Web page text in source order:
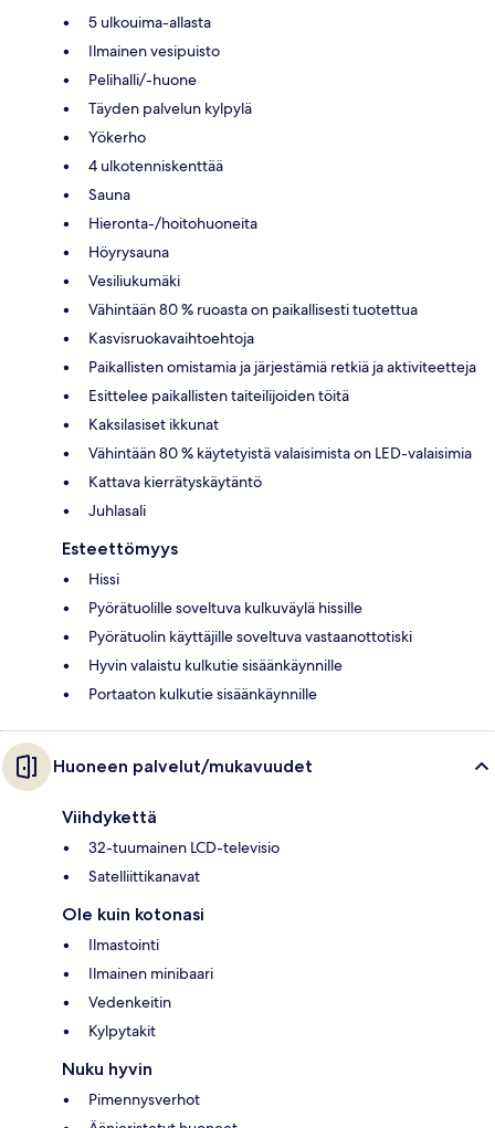
5 ulkouima-allasta
Ilmainen vesipuisto
Pelihalli/-huone
Täyden palvelun kylpylä
Yökerho
4 ulkotenniskenttää
Sauna
Hieronta-/hoitohuoneita
Höyrysauna
Vesiliukumäki
Vähintään 80 % ruoasta on paikallisesti tuotettua
Kasvisruokavaihtoehtoja
Paikallisten omistamia ja järjestämiä retkiä ja aktiviteetteja
Esittelee paikallisten taiteilijoiden töitä
Kaksilasiset ikkunat
Vähintään 80 % käytetyistä valaisimista on LED-valaisimia
Kattava kierrätyskäytäntö
Juhlasali
Esteettömyys
Hissi
Pyörätuolille soveltuva kulkuväylä hissille
Pyörätuolin käyttäjille soveltuva vastaanottotiski
Hyvin valaistu kulkutie sisäänkäynnille
Portaaton kulkutie sisäänkäynnille
Huoneen palvelut/mukavuudet
Viihdykettä
32-tuumainen LCD-televisio
Satelliittikanavat
Ole kuin kotonasi
Ilmastointi
Ilmainen minibaari
Vedenkeitin
Kylpytakit
Nuku hyvin
Pimennysverhot